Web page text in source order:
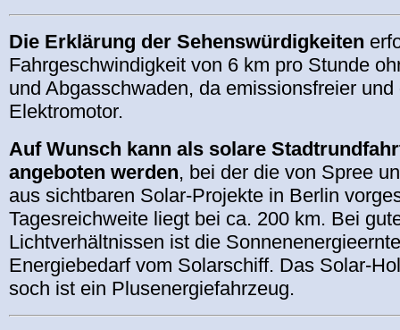
Die Erklärung der Sehenswürdigkeiten
Fahrgeschwindigkeit von 6 km pro Stunde
und Abgasschwaden, da emissionsfreier
Elektromotor.
Auf Wunsch kann als solare
angeboten werden, bei der die von Spree
aus sichtbaren Solar-Projekte in Berlin
Tagesreichweite liegt bei ca. 200 km. Bei
Lichtverhältnissen ist die
Energiebedarf vom Solarschiff. Das Solar-
soch ist ein Plusenergiefahrzeug.